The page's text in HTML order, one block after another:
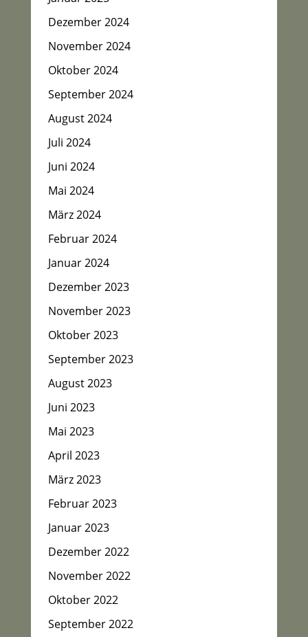
Dezember 2024
November 2024
Oktober 2024
September 2024
August 2024
Juli 2024
Juni 2024
Mai 2024
März 2024
Februar 2024
Januar 2024
Dezember 2023
November 2023
Oktober 2023
September 2023
August 2023
Juni 2023
Mai 2023
April 2023
März 2023
Februar 2023
Januar 2023
Dezember 2022
November 2022
Oktober 2022
September 2022